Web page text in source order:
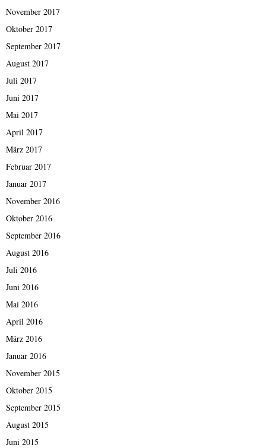
November 2017
Oktober 2017
September 2017
August 2017
Juli 2017
Juni 2017
Mai 2017
April 2017
März 2017
Februar 2017
Januar 2017
November 2016
Oktober 2016
September 2016
August 2016
Juli 2016
Juni 2016
Mai 2016
April 2016
März 2016
Januar 2016
November 2015
Oktober 2015
September 2015
August 2015
Juni 2015